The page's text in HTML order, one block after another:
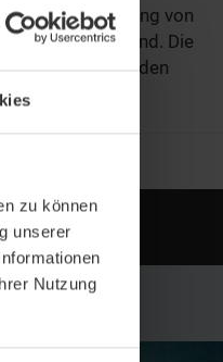
zu können
unserer
Nutzung
Küchenleitung von
la carte am Abend. Die
See und lädt in den